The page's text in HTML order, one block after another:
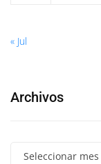
« Jul
Archivos
Seleccionar mes